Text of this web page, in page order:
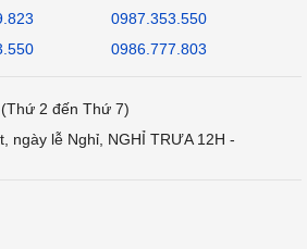
0987.353.550
0986.777.803
2 đến Thứ 7)
ngày lễ Nghỉ, NGHỈ TRƯA 12H -